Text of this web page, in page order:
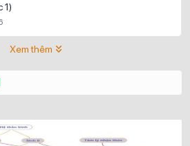
1)
Xem thêm